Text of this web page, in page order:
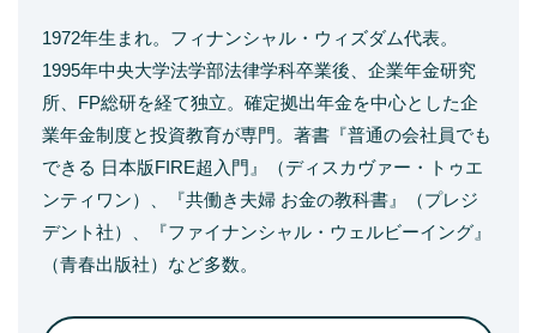
1972年生まれ。フィナンシャル・ウィズダム代表。
1995年中央大学法学部法律学科卒業後、企業年金研究
所、FP総研を経て独立。確定拠出年金を中心とした企
業年金制度と投資教育が専門。著書『普通の会社員でも
できる 日本版FIRE超入門』（ディスカヴァー・トゥエ
ンティワン）、『共働き夫婦 お金の教科書』（プレジ
デント社）、『ファイナンシャル・ウェルビーイング』
（青春出版社）など多数。